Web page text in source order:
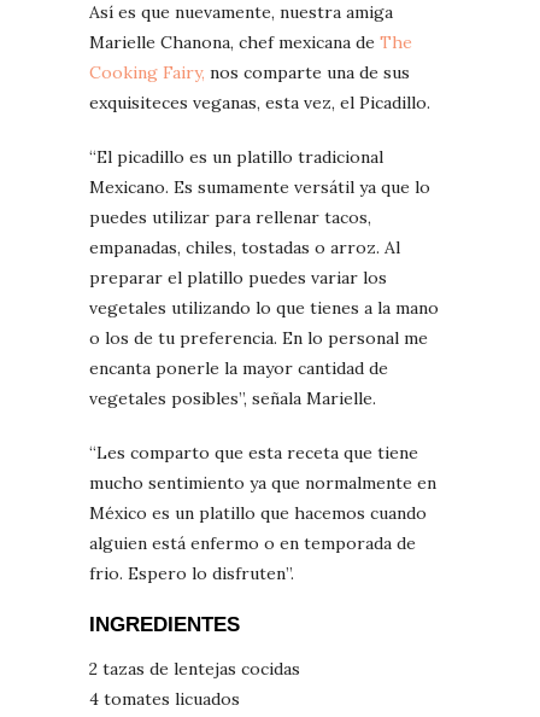
Así es que nuevamente, nuestra amiga
Marielle Chanona, chef mexicana de The
Cooking Fairy, nos comparte una de sus
exquisiteces veganas, esta vez, el Picadillo.
“El picadillo es un platillo tradicional
Mexicano. Es sumamente versátil ya que lo
puedes utilizar para rellenar tacos,
empanadas, chiles, tostadas o arroz. Al
preparar el platillo puedes variar los
vegetales utilizando lo que tienes a la mano
o los de tu preferencia. En lo personal me
encanta ponerle la mayor cantidad de
vegetales posibles”, señala Marielle.
“Les comparto que esta receta que tiene
mucho sentimiento ya que normalmente en
México es un platillo que hacemos cuando
alguien está enfermo o en temporada de
frio. Espero lo disfruten”.
INGREDIENTES
2 tazas de lentejas cocidas
4 tomates licuados